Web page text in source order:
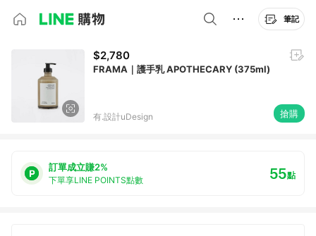
筆記
$2,780
FRAMA｜護手乳 APOTHECARY (375ml)
有.設計uDesign 搶購
訂單成立賺2%
下單享LINE POINTS點數 55點